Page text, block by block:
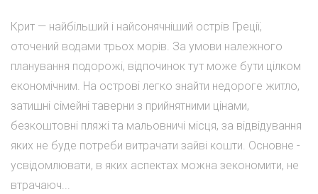
Крит — найбільший і найсонячніший острів Греції,
оточений водами трьох морів. За умови належного
планування подорожі, відпочинок тут може бути цілком
економічним. На острові легко знайти недороге житло,
затишні сімейні таверни з прийнятними цінами,
безкоштовні пляжі та мальовничі місця, за відвідування
яких не буде потреби витрачати зайві кошти. Основне -
усвідомлювати, в яких аспектах можна зекономити, не
втрачаюч...